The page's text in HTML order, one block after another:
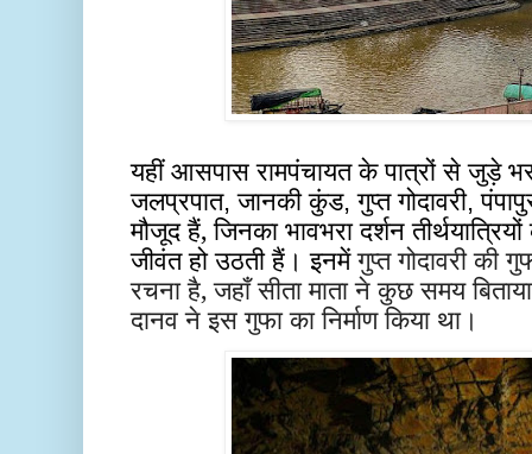
यहीं आसपास रामपंचायत के पात्रों से जुड़े
जलप्रपात,जानकी कुंड,गुप्त गोदावरी,
मौजूद हैं, जिनका भावभरा दर्शन
जीवंत हो उठती हैं। इनमेंगुप्त गोदावरी की
रचना है, जहाँ सीता माता ने कुछ समय
दानव ने इस गुफा का निर्माण किया था।